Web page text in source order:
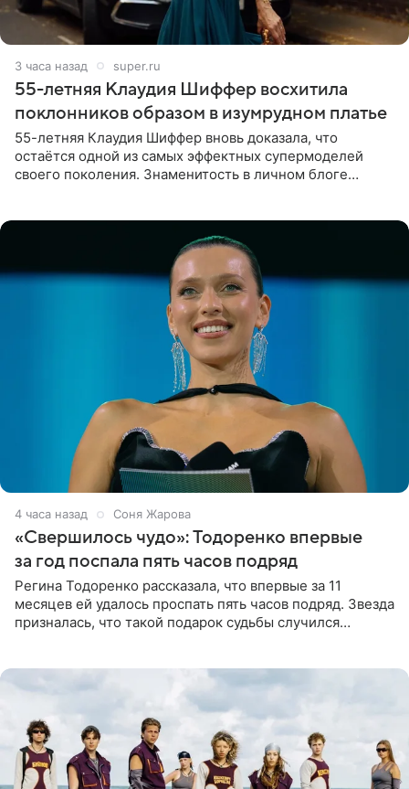
3 часа назад super.ru
55-летняя Клаудия Шиффер восхитила
поклонников образом в изумрудном платье
55-летняя Клаудия Шиффер вновь доказала, что
остаётся одной из самых эффектных супермоделей
своего поколения. Знаменитость в личном блоге
4 часа назад Соня Жарова
«Свершилось чудо»: Тодоренко впервые
за год поспала пять часов подряд
Регина Тодоренко рассказала, что впервые за 11
месяцев ей удалось проспать пять часов подряд. Звезда
призналась, что такой подарок судьбы случился